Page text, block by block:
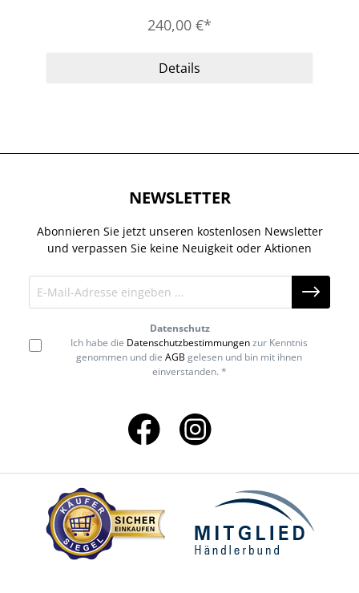
240,00 €*
Details
NEWSLETTER
Abonnieren Sie jetzt unseren kostenlosen Newsletter
und verpassen Sie keine Neuigkeit oder Aktionen
Datenschutz
Ich habe die Datenschutzbestimmungenzur Kenntnis
genommen und die AGB gelesen und bin mit ihnen
einverstanden. *